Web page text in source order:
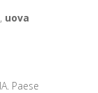
uova
Paese